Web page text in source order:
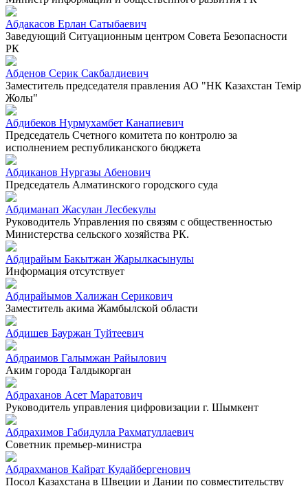
Абдакасов Ерлан Сатыбаевич
Заведующий Ситуационным центром Совета Безопасности
РК
Абденов Серик Сакбалдиевич
Заместитель председателя правления АО "НК Казахстан Темiр
Жолы"
Абдибеков Нурмухамбет Канапиевич
Председатель Счетного комитета по контролю за
исполнением республиканского бюджета
Абдиканов Нургазы Абенович
Председатель Алматинского городского суда
Абдиманап Жасулан Лесбекулы
Руководитель Управления по связям с общественностью
Министерства сельского хозяйства РК.
Абдирайым Бакытжан Жарылкасынулы
Информация отсутствует
Абдирайымов Халижан Серикович
Заместитель акима Жамбылской области
Абдишев Бауржан Туйтеевич
Абдраимов Галымжан Райылович
Аким города Талдыкорган
Абдраханов Асет Маратович
Руководитель управления цифровизации г. Шымкент
Абдрахимов Габидулла Рахматуллаевич
Советник премьер-министра
Абдрахманов Кайрат Кудайбергенович
Посол Казахстана в Швеции и Дании по совместительству